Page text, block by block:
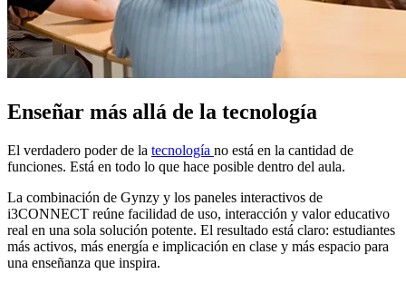
Enseñar más allá de la tecnología
El verdadero poder de la tecnología no está en la cantidad de
funciones. Está en todo lo que hace posible dentro del aula.
La combinación de Gynzy y los paneles interactivos de
i3CONNECT reúne facilidad de uso, interacción y valor educativo
real en una sola solución potente. El resultado está claro: estudiantes
más activos, más energía e implicación en clase y más espacio para
una enseñanza que inspira.